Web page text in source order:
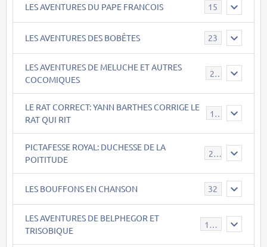
LES AVENTURES DU PAPE FRANCOIS 15
LES AVENTURES DES BOBÊTES 23
LES AVENTURES DE MELUCHE ET AUTRES
COCOMIQUES
22
LE RAT CORRECT: YANN BARTHES CORRIGE LE
RAT QUI RIT
15
PICTAFESSE ROYAL: DUCHESSE DE LA
POITITUDE
23
LES BOUFFONS EN CHANSON 32
LES AVENTURES DE BELPHEGOR ET
TRISOBIQUE
147